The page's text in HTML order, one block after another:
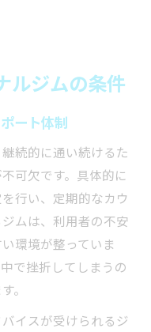
ルジムの条件
ート体制
続的に通い続けるた
可欠です。具体的に
行い、定期的なカウ
ムは、利用者の不安
環境が整っていま
で挫折してしまうの
。
イスが受けられるジ